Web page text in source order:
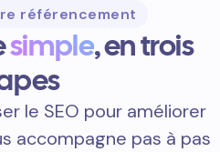
référencement
simple, en trois
le SEO pour améliorer
accompagne pas à pas